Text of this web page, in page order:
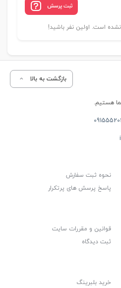
ثبت پرسش
است. اولین نفر باشید!
بازگشت به بالا
نحوه ثبت سفارش
پاسخ پرسش های پرتکرار
قوانین و مقررات سایت
ثبت دیدگاه
خرید بلبرینگ